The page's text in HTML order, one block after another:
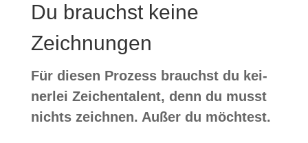
Du brauchst keine
Zeichnungen
Für die­sen Pro­zess brauchst du kei­
ner­lei Zei­chen­ta­lent, denn du musst
nichts zeich­nen. Außer du möchtest.